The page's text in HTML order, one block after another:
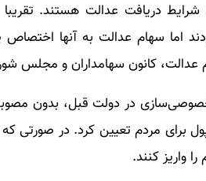
دریافت عدالت هستند.
اما سهام عدالت به آنها
عدالت، کانون سهامداران و مجلس
پول برای مردم تعیین کرد. در صورتی
واریز کنند.